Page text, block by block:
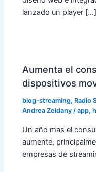
lanzado un player […]
Aumenta el
dispositivos
blog-streaming, Radio
Andrea Zeldany/app,
Un año mas el
aumente,
empresas de